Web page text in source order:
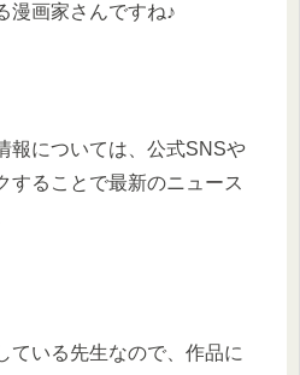
漫画家さんですね♪
報については、公式SNSや
することで最新のニュース
ている先生なので、作品に